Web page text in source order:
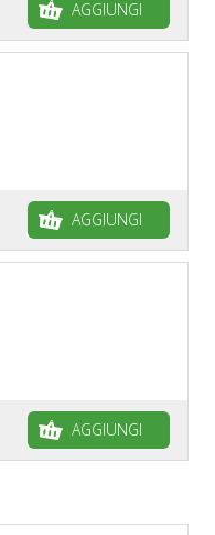
AGGIUNGI
AGGIUNGI
AGGIUNGI